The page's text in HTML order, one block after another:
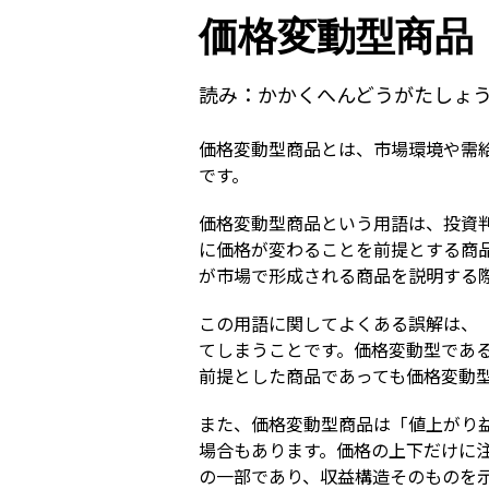
価格変動型商品
読み： かかくへんどうがたしょ
価格変動型商品とは、市場環境や
です。
価格変動型商品という用語は、投
に価格が変わることを前提とする
が市場で形成される商品を説明する
この用語に関してよくある誤解は
てしまうことです。価格変動型で
前提とした商品であっても価格変動
また、価格変動型商品は「値上が
場合もあります。価格の上下だけに
の一部であり、収益構造そのものを